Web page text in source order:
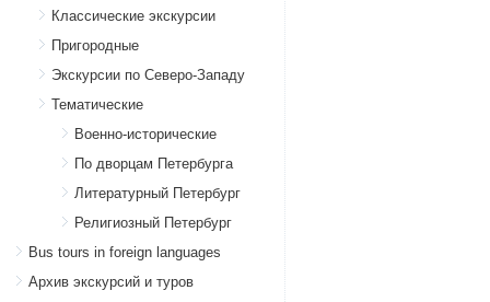
Классические экскурсии
Пригородные
Экскурсии по Северо-Западу
Тематические
Военно-исторические
По дворцам Петербурга
Литературный Петербург
Религиозный Петербург
Bus tours in foreign languages
Архив экскурсий и туров